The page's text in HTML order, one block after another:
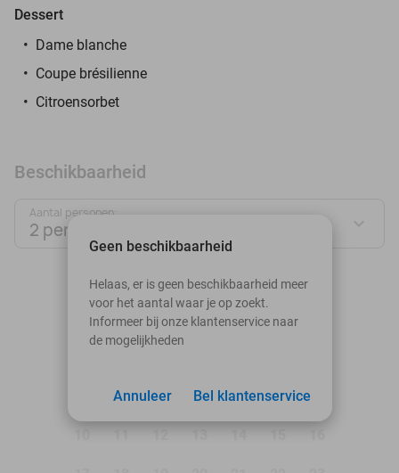
Dessert
Dame blanche
Coupe brésilienne
Citroensorbet
Beschikbaarheid
Aantal personen:
2 personen
augustus 2026
Ma
Di Wo Do Vr
4 5 6 7 8
Geen beschikbaarheid
Helaas, er is geen beschikbaarheid meer
voor het aantal waar je op zoekt.
Informeer bij onze klantenservice naar
de mogelijkheden
Bel klantenservice
Annuleer